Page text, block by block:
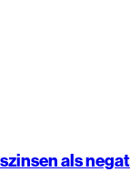
als